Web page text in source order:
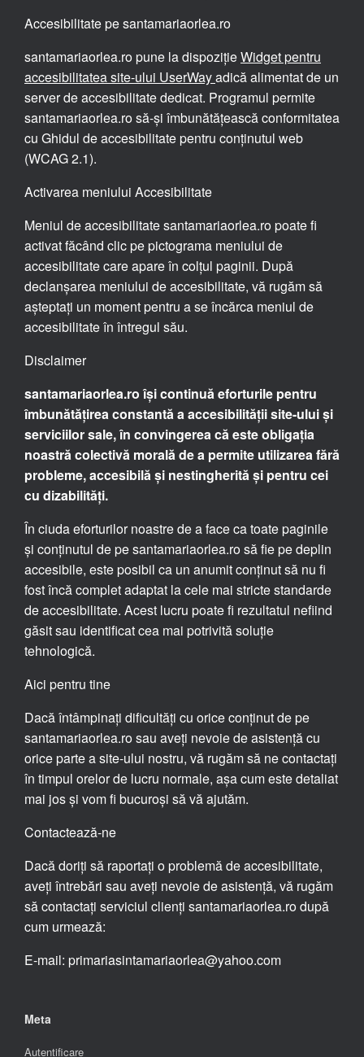
Accesibilitate pe santamariaorlea.ro
santamariaorlea.ro pune la dispozițieWidget pentru
accesibilitatea site-ului UserWayadică alimentat de un
server de accesibilitate dedicat. Programul permite
santamariaorlea.ro să-și îmbunătățească conformitatea
cu Ghidul de accesibilitate pentru conținutul web
(WCAG 2.1).
Activarea meniului Accesibilitate
Meniul de accesibilitate santamariaorlea.ro poate fi
activat făcând clic pe pictograma meniului de
accesibilitate care apare în colțul paginii. După
declanșarea meniului de accesibilitate, vă rugăm să
așteptați un moment pentru a se încărca meniul de
accesibilitate în întregul său.
Disclaimer
santamariaorlea.ro își continuă eforturile pentru
îmbunătățirea constantă a accesibilității site-ului și
serviciilor sale, în convingerea că este obligația
noastră colectivă morală de a permite utilizarea fără
probleme, accesibilă și nestingherită și pentru cei
cu dizabilități.
În ciuda eforturilor noastre de a face ca toate paginile
și conținutul de pe santamariaorlea.ro să fie pe deplin
accesibile, este posibil ca un anumit conținut să nu fi
fost încă complet adaptat la cele mai stricte standarde
de accesibilitate. Acest lucru poate fi rezultatul nefiind
găsit sau identificat cea mai potrivită soluție
tehnologică.
Aici pentru tine
Dacă întâmpinați dificultăți cu orice conținut de pe
santamariaorlea.ro sau aveți nevoie de asistență cu
orice parte a site-ului nostru, vă rugăm să ne contactați
în timpul orelor de lucru normale, așa cum este detaliat
mai jos și vom fi bucuroși să vă ajutăm.
Contactează-ne
Dacă doriți să raportați o problemă de accesibilitate,
aveți întrebări sau aveți nevoie de asistență, vă rugăm
să contactați serviciul clienți santamariaorlea.ro după
cum urmează:
E-mail: primariasintamariaorlea@yahoo.com
Meta
Autentificare